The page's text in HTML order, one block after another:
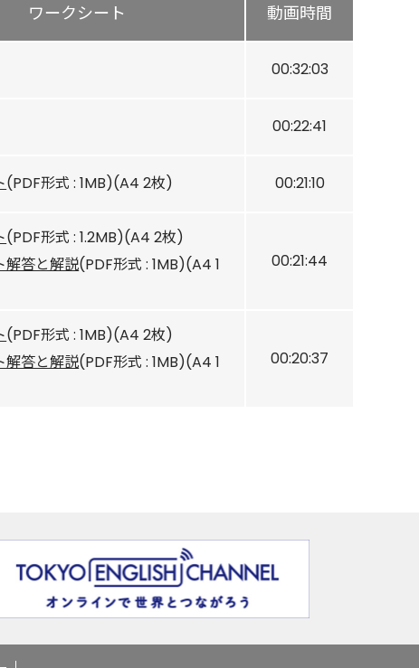
ワークシート 動画時間
00:32:03
00:22:41
(PDF形式 : 1MB)(A4 2枚) 00:21:10
(PDF形式 : 1.2MB)(A4 2枚)
解答と解説(PDF形式 : 1MB)(A4 1
00:21:44
(PDF形式 : 1MB)(A4 2枚)
解答と解説(PDF形式 : 1MB)(A4 1
00:20:37